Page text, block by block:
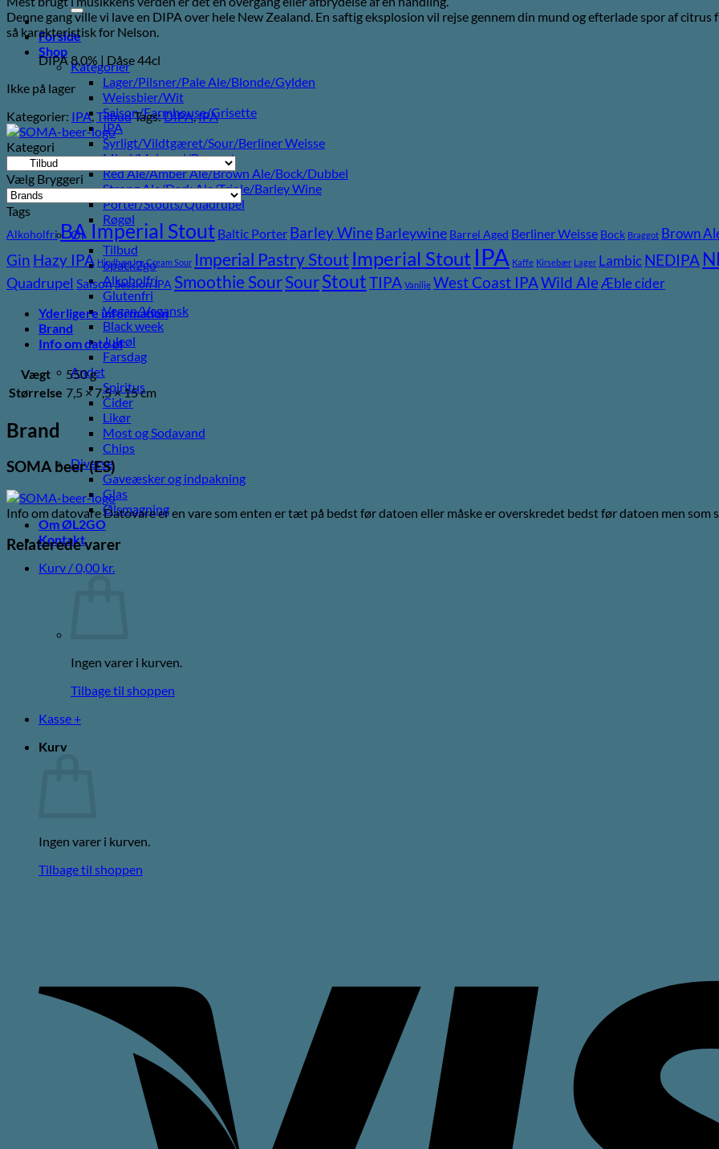
Forside
Shop
Kategorier
Lager/Pilsner/Pale Ale/Blonde/Gylden
Weissbier/Wit
Saison/Farmhouse/Grisette
IPA
Syrligt/Vildtgæret/Sour/Berliner Weisse
Mjød/Melomel/Braggot
Red Ale/Amber Ale/Brown Ale/Bock/Dubbel
Strong Ale/Dark Ale/Triple/Barley Wine
Porter/Stouts/Quadrupel
Røgøl
Øl
Tilbud
6pack2go
Alkoholfri
Glutenfri
Vegan/Vegansk
Black week
Juleøl
Farsdag
Andet
Spiritus
Cider
Likør
Most og Sodavand
Chips
Diverse
Gaveæsker og indpakning
Glas
Ølsmagning
Om ØL2GO
Kontakt
Kurv /0,00 kr.
Ingen varer i kurven.
Tilbage til shoppen
Kasse +
Kurv
Ingen varer i kurven.
Tilbage til shoppen
var:
72,00 kr..
er:
40,00 kr..
Denne gang ville vi lave en DIPA over hele New Zealand. En saftig eksplosion vil rejse gennem din mund og efterlade spor af
så karakteristisk for Nelson.
DIPA 8,0% | Dåse 44cl
Ikke på lager
Kategorier: IPA,TilbudTags:DIPA,IPA
Kategori
Vælg Bryggeri
Tags
AlkoholfriBA Imperial Stout Baltic Porter Barley Wine Barleywine Barrel Aged Berliner Weisse Bock Braggot Brown
Gin Hazy IPA Hindbær Ice Cream Sour Imperial Pastry Stout Imperial Stout IPA Kaffe Kirsebær Lager LambicNEDIPA
Quadrupel SaisonSession IPA Smoothie SourSourStoutTIPA Vanilje West Coast IPAWild AleÆble cider
Yderligere information
Brand
Info om dato øl
Vægt
550 g
Størrelse 7,5 × 7,5 × 15 cm
Brand
SOMA beer (ES)
Info om datovare Datovare er en vare som enten er tæt på bedst før datoen eller måske er overskredet bedst før datoen men som
Relaterede varer